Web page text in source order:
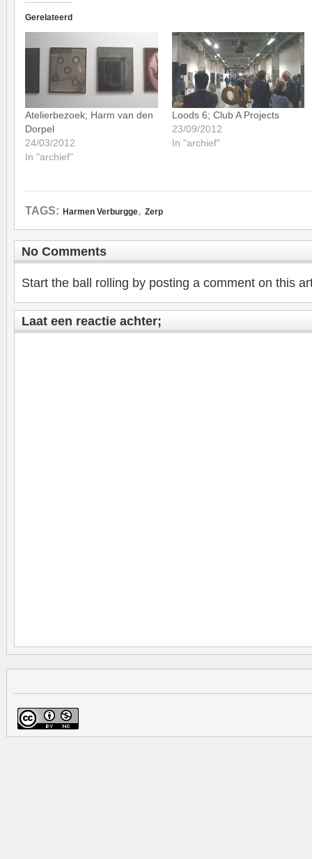
Gerelateerd
Atelierbezoek; Harm van den
Dorpel
24/03/2012
In "archief"
Loods 6; Club A Projects
23/09/2012
In "archief"
TAGS: Harmen Verburgge, Zerp
No Comments
Start the ball rolling by posting a comment on this
Laat een reactie achter;